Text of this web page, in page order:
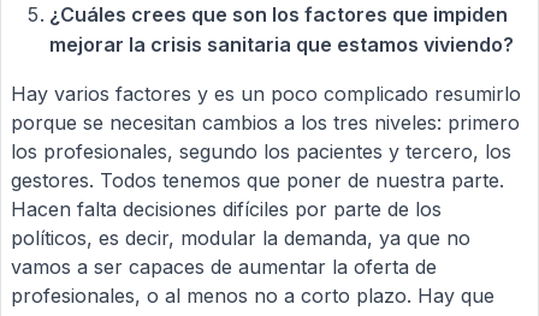
¿Cuáles crees que son los factores que impiden
mejorar la crisis sanitaria que estamos viviendo?
Hay varios factores y es un poco complicado resumirlo
porque se necesitan cambios a los tres niveles: primero
los profesionales, segundo los pacientes y tercero, los
gestores. Todos tenemos que poner de nuestra parte.
Hacen falta decisiones difíciles por parte de los
políticos, es decir, modular la demanda, ya que no
vamos a ser capaces de aumentar la oferta de
profesionales, o al menos no a corto plazo. Hay que